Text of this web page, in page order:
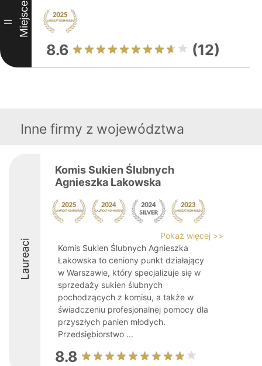
II Miejsce
8.6 (12)
Inne firmy z województwa
Laureaci
Komis Sukien Ślubnych
Agnieszka Lakowska
Pokaż więcej >>
Komis Sukien Ślubnych Agnieszka
Łakowska to ceniony punkt działający
w Warszawie, który specjalizuje się w
sprzedaży sukien ślubnych
pochodzących z komisu, a także w
świadczeniu profesjonalnej pomocy dla
przyszłych panien młodych.
Przedsiębiorstwo ...
8.8